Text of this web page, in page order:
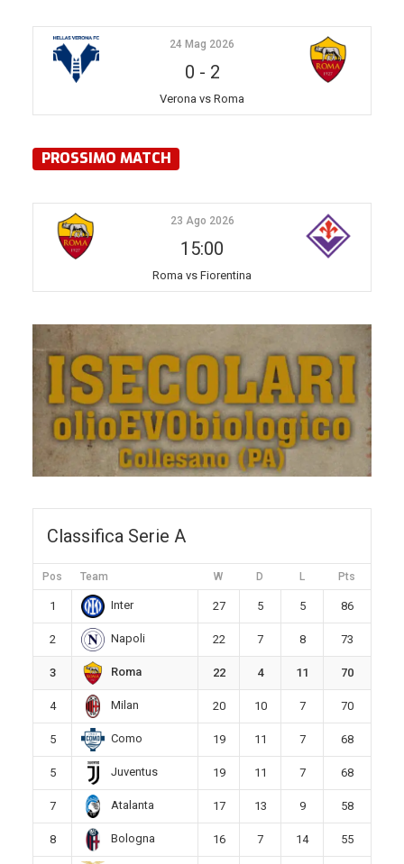
24 Mag 2026
0 - 2
Verona vs Roma
PROSSIMO MATCH
23 Ago 2026
15:00
Roma vs Fiorentina
Classifica Serie A
Pos Team W D L Pts
1 Inter 27 5 5 86
2 Napoli 22 7 8 73
3 Roma 22 4 11 70
4 Milan 20 10 7 70
5 Como 19 11 7 68
5 Juventus 19 11 7 68
7 Atalanta 17 13 9 58
8 Bologna 16 7 14 55